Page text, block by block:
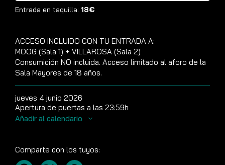
Entrada en taquilla: 18€
ACCESO INCLUIDO CON TU ENTRADA A:
MOOG (Sala 1) + VILLAROSA (Sala 2)
Consumición NO incluida. Acceso limitado al aforo de la
Sala Mayores de 18 años.
jueves 4 junio 2026
Apertura de puertas a las 23:59h
Añadir al calendario
Comparte con los tuyos: